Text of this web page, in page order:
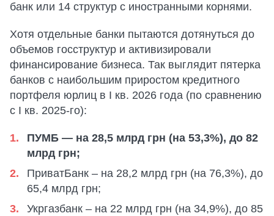
банк или 14 структур с иностранными корнями.
Хотя отдельные банки пытаются дотянуться до
объемов госструктур и активизировали
финансирование бизнеса. Так выглядит пятерка
банков с наибольшим приростом кредитного
портфеля юрлиц в I кв. 2026 года (по сравнению
с I кв. 2025-го):
ПУМБ — на 28,5 млрд грн (на 53,3%), до 82
млрд грн;
ПриватБанк – на 28,2 млрд грн (на 76,3%), до
65,4 млрд грн;
Укргазбанк – на 22 млрд грн (на 34,9%), до 85